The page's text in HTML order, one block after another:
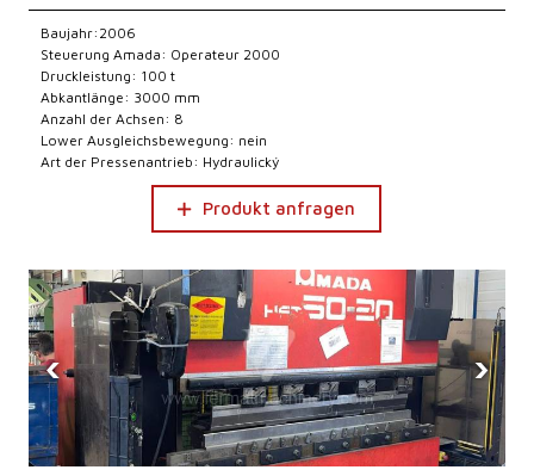
Baujahr:2006
Steuerung Amada: Operateur 2000
Druckleistung: 100 t
Abkantlänge: 3000 mm
Anzahl der Achsen: 8
Lower Ausgleichsbewegung: nein
Art der Pressenantrieb: Hydraulický
Produkt anfragen
‹ ›